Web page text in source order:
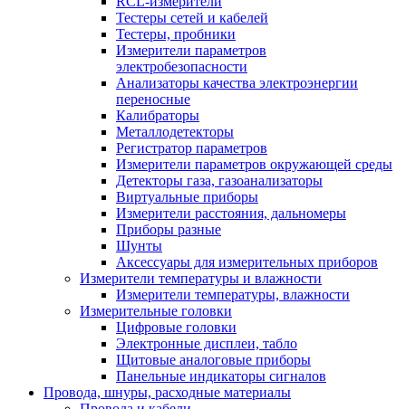
Тестеры сетей и кабелей
Тестеры, пробники
Измерители параметров
электробезопасности
Анализаторы качества электроэнергии
переносные
Калибраторы
Металлодетекторы
Регистратор параметров
Измерители параметров окружающей среды
Детекторы газа, газоанализаторы
Виртуальные приборы
Измерители расстояния, дальномеры
Приборы разные
Шунты
Аксессуары для измерительных приборов
Измерители температуры и влажности
Измерители температуры, влажности
Измерительные головки
Цифровые головки
Электронные дисплеи, табло
Щитовые аналоговые приборы
Панельные индикаторы сигналов
Провода, шнуры, расходные материалы